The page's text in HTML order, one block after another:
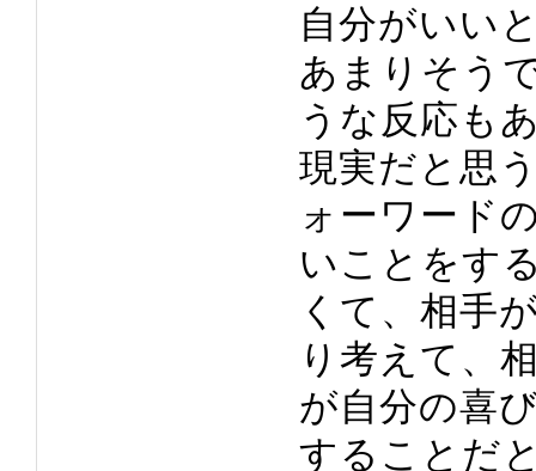
自分がいい
あまりそう
うな反応も
現実だと思
ォーワード
いことをす
くて、相手
り考えて、
が自分の喜
することだ